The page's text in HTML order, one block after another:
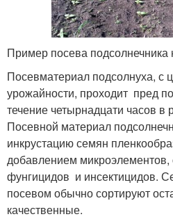
Пример посева подсолнечника
Посевматериал подсолнуха, с
урожайности, проходит пред
течение четырнадцати часов в
Посевной материал
инкрустацию семян
добавлением микроэлементов,
фунгицидов и инсектицидов.
посевом обычно сортируют
качественные.